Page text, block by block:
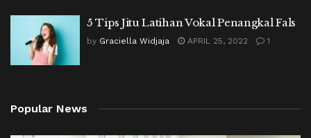
5 Tips Jitu Latihan Vokal Penangkal Fals
by Graciella Widjaja APRIL 25, 2022 1
Popular News